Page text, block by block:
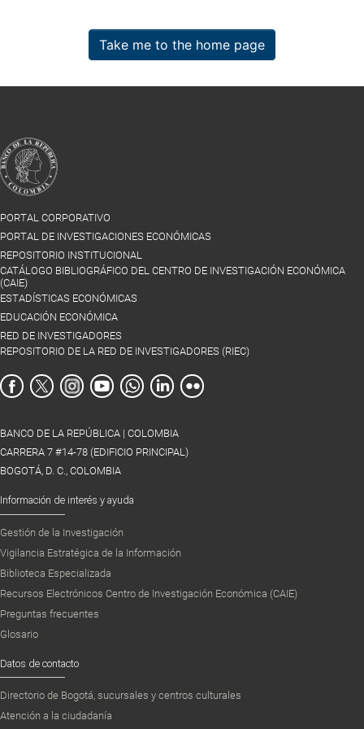
Take me to the home page
PORTAL CORPORATIVO
PORTAL DE INVESTIGACIONES ECONÓMICAS
REPOSITORIO INSTITUCIONAL
CATÁLOGO BIBLIOGRÁFICO DEL CENTRO DE INVESTIGACIÓN ECONÓMICA
(CAIE)
ESTADÍSTICAS ECONÓMICAS
EDUCACIÓN ECONÓMICA
RED DE INVESTIGADORES
REPOSITORIO DE LA RED DE INVESTIGADORES (RIEC)
BANCO DE LA REPÚBLICA | COLOMBIA
CARRERA 7 #14-78 (EDIFICIO PRINCIPAL)
BOGOTÁ, D. C., COLOMBIA
Información de interés y ayuda
Gestión de la Investigación
Vigilancia Estratégica de la Información
Biblioteca Especializada
Recursos Electrónicos Centro de Investigación Económica (CAIE)
Preguntas frecuentes
Glosario
Datos de contacto
Directorio de Bogotá, sucursales y centros culturales
Atención a la ciudadanía